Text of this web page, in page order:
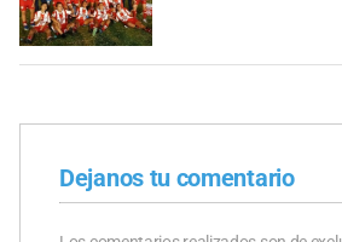
Dejanos tu comentario